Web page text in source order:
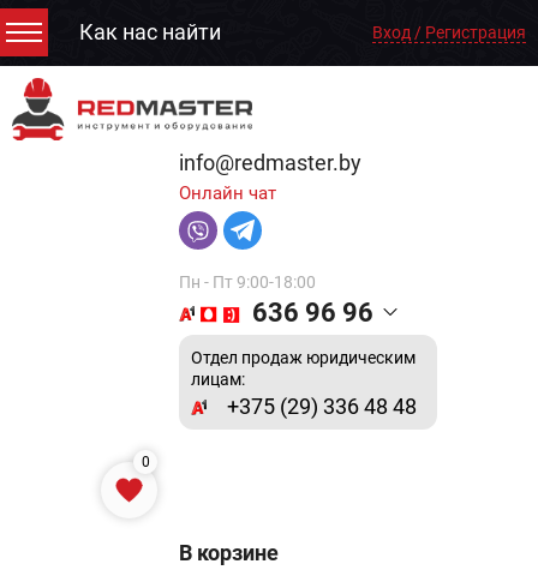
Как нас найти Вход / Регистрация
info@redmaster.by
Онлайн чат
Пн - Пт 9:00-18:00
636 96 96
Отдел продаж юридическим
лицам:
+375 (29) 336 48 48
0
В корзине